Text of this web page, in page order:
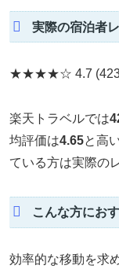
実際の宿泊者
★★★★☆ 4.7
楽天トラベルでは
均評価は4.65と高
ている方は実際の
こんな方にお
効率的な移動を求